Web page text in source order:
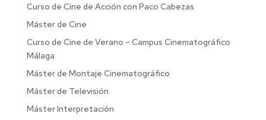
Curso de Cine de Acción con Paco Cabezas
Máster de Cine
Curso de Cine de Verano – Campus Cinematográfico
Málaga
Máster de Montaje Cinematográfico
Máster de Televisión
Máster Interpretación